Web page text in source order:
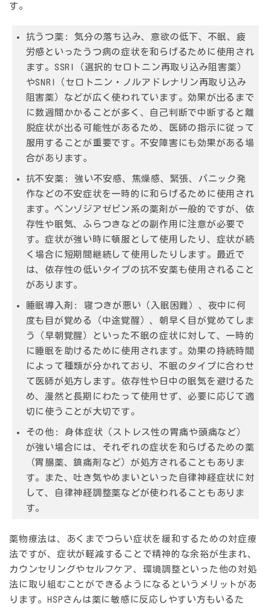
す。
抗うつ薬:
気分の落ち込み、意欲の低下、不眠、疲
労感といったうつ病の症状を和らげるために使用され
ます。SSRI（選択的セロトニン再取り込み阻害薬）
やSNRI（セロトニン・ノルアドレナリン再取り込み
阻害薬）などが広く使われています。効果が出るまで
に数週間かかることが多く、自己判断で中断すると離
脱症状が出る可能性があるため、医師の指示に従って
服用することが重要です。不安障害にも効果がある場
合があります。
抗不安薬:
強い不安感、焦燥感、緊張、パニック発
作などの不安症状を一時的に和らげるために使用され
ます。ベンゾジアゼピン系の薬剤が一般的ですが、依
存性や眠気、ふらつきなどの副作用に注意が必要で
す。症状が強い時に頓服として使用したり、症状が続
く場合に短期間継続して使用したりします。最近で
は、依存性の低いタイプの抗不安薬も使用されること
があります。
睡眠導入剤:
寝つきが悪い（入眠困難）、夜中に何
度も目が覚める（中途覚醒）、朝早く目が覚めてしま
う（早朝覚醒）といった不眠の症状に対して、一時的
に睡眠を助けるために使用されます。効果の持続時間
によって種類が分かれており、不眠のタイプに合わせ
て医師が処方します。依存性や日中の眠気を避けるた
め、漫然と長期にわたって使用せず、必要に応じて適
切に使うことが大切です。
その他:
身体症状（ストレス性の胃痛や頭痛など）
が強い場合には、それぞれの症状を和らげるための薬
（胃腸薬、鎮痛剤など）が処方されることもありま
す。また、吐き気やめまいといった自律神経症状に対
して、自律神経調整薬などが使われることもありま
す。
薬物療法は、あくまでつらい症状を緩和するための対症療
法ですが、症状が軽減することで精神的な余裕が生まれ、
カウンセリングやセルフケア、環境調整といった他の対処
法に取り組むことができるようになるというメリットがあ
ります。HSPさんは薬に敏感に反応しやすい方もいるた